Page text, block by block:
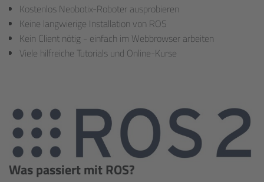
Kostenlos Neobotix-Roboter ausprobieren
Keine langwierige Installation von ROS
Kein Client nötig - einfach im Webbrowser arbeiten
Viele hilfreiche Tutorials und Online-Kurse
Was passiert mit ROS?